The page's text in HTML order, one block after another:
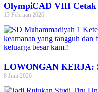
OlympiCAD VIII Cetak
13 Februari 2026
LOWONGAN KERJA:
8 Juni 2026